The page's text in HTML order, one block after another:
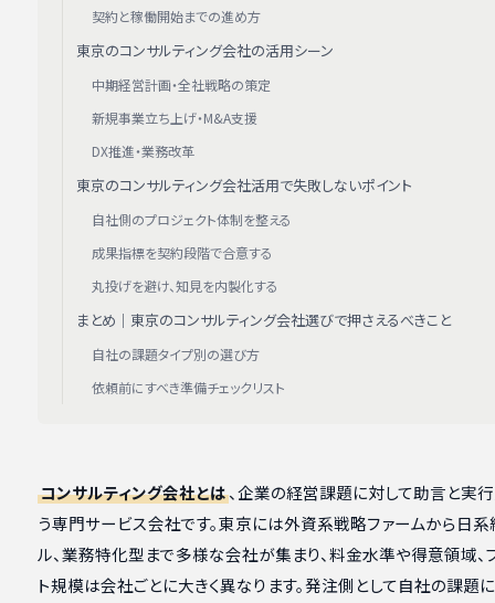
コンサルティング会社とは、企業の経営課題に対して助言と実
う専門サービス会社です。東京には外資系戦略ファームから日
ル、業務特化型まで多様な会社が集まり、料金水準や得意領域、
ト規模は会社ごとに大きく異なります。発注側として自社の課題
契約と稼働開始までの進め方
東京のコンサルティング会社の活用シーン
中期経営計画・全社戦略の策定
新規事業立ち上げ・M&A支援
DX推進・業務改革
東京のコンサルティング会社活用で失敗しないポイント
自社側のプロジェクト体制を整える
成果指標を契約段階で合意する
丸投げを避け、知見を内製化する
まとめ｜東京のコンサルティング会社選びで押さえるべきこと
自社の課題タイプ別の選び方
依頼前にすべき準備チェックリスト